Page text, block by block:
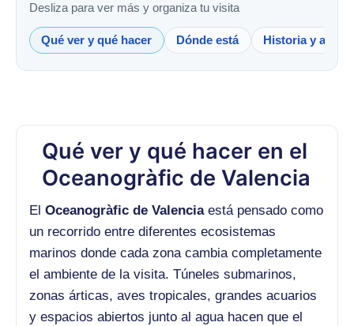
Desliza para ver más y organiza tu visita
Qué ver y qué hacer Dónde está Historia y
Qué ver y qué hacer en el
Oceanogràfic de Valencia
El Oceanogràfic de Valenciaestá pensado como
un recorrido entre diferentes ecosistemas
marinos donde cada zona cambia completamente
el ambiente de la visita. Túneles submarinos,
zonas árticas, aves tropicales, grandes acuarios
y espacios abiertos junto al agua hacen que el